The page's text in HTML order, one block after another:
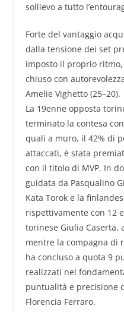
sollievo a tutto
Forte del vantaggio
dalla tensione dei set
imposto il proprio
chiuso con
Amelie Vighetto (25–20).
La 19enne opposta
terminato la contesa
quali a muro, il 42% di
attaccati, è stata
con il titolo di MVP. In
guidata da Pasqualino
Kata Torok e la
rispettivamente con 12
torinese Giulia Caserta,
mentre la compagna di
ha concluso a quota 9
realizzati nel
puntualità e precisione
Florencia Ferraro.